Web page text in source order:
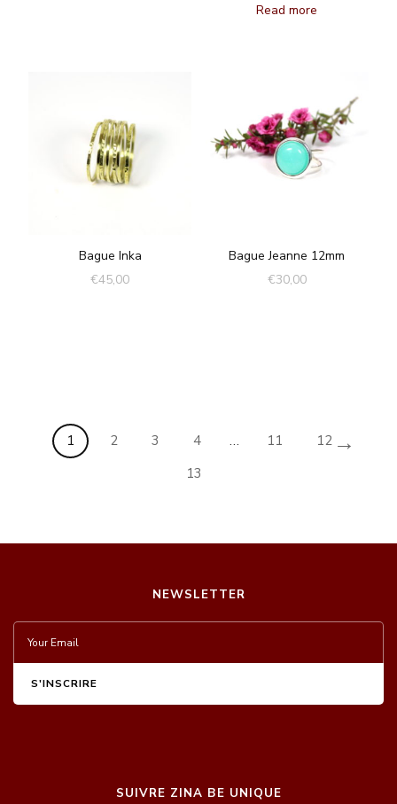
Read more
Bague Inka
€45,00
Bague Jeanne 12mm
€30,00
1 2 3 4 … 11
12
13
→
NEWSLETTER
SUIVRE ZINA BE UNIQUE